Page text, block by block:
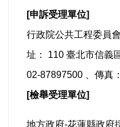
[申訴受理單位]
行政院公共工程委員
址： 110 臺北市信義
02-87897500 、傳真
[檢舉受理單位]
地方政府-花蓮縣政府